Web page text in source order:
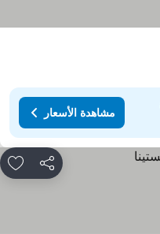
مشاهدة الأسعار
مشاركة